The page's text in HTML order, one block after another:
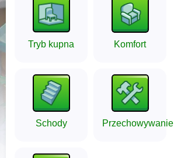
Tryb kupna Komfort
Schody Przechowywanie